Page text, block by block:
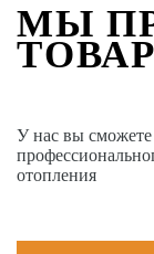
МЫ
У нас вы сможете
отопления